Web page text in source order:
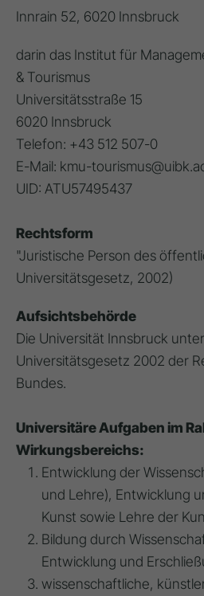
Innrain 52, 6020 Innsbruck
darin das Institut für
& Tourismus
Universitätsstraße 15
6020 Innsbruck
Telefon: +43 512 507-0
E-Mail: kmu-
UID: ATU57495437
Rechtsform
"Juristische Person des
Universitätsgesetz, 2002)
Aufsichtsbehörde
Die Universität Innsbruck
Universitätsgesetz 2002 der
Bundes.
Universitäre Aufgaben im
Wirkungsbereichs:
Entwicklung der
und Lehre), Entwicklung
Kunst sowie Lehre der
Bildung durch
Entwicklung und
wissenschaftliche,